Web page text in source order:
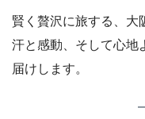
賢く贅沢に旅する、大
汗と感動、そして心地
届けします。